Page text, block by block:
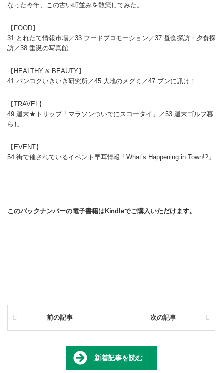
なった今年、この古い町並みを散策してみた。
【FOOD】
31 とれたて情報市場／33 フードプロモーション／37 昼食探訪・夕食探
訪／38 垂涎の写真館
【HEALTHY & BEAUTY】
41 バンコクいきいき研究所／45 大地のメグミ／47 ブンに訊け！
【TRAVEL】
49 週末★トリップ「マラソンついでにスコータイ」／53 週末ゴルフ暮
らし
【EVENT】
54 街で催されているイベント早耳情報「What’s Happening in Town!?」
このバックナンバーの電子書籍はKindleでご購入いただけます。
前の記事 次の記事
新着記事を読む